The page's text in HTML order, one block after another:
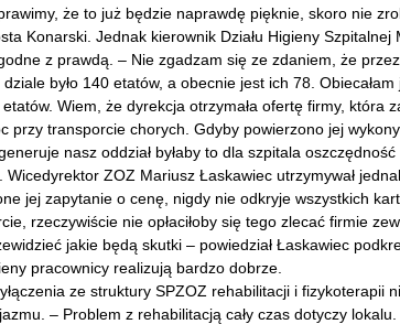
że to już będzie naprawdę pięknie, skoro nie
Konarski. Jednak kierownik Działu Higieny Szpitalnej
z prawdą. – Nie zgadzam się ze zdaniem, że
było 140 etatów, a obecnie jest ich 78.
Wiem, że dyrekcja otrzymała ofertę firmy, która
przy transporcie chorych. Gdyby powierzono jej
nasz oddział byłaby to dla szpitala oszczędność
Wicedyrektor ZOZ Mariusz Łaskawiec utrzymywał
jej zapytanie o cenę, nigdy nie odkryje wszystkich
rzeczywiście nie opłaciłoby się tego zlecać firmie
jakie będą skutki – powiedział Łaskawiec
pracownicy realizują bardzo dobrze.
ze struktury SPZOZ rehabilitacji i fizykoterapii
– Problem z rehabilitacją cały czas dotyczy lokalu.